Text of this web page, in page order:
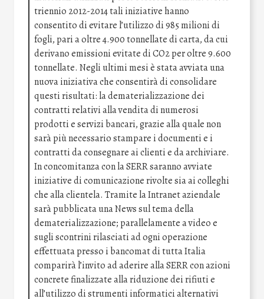
triennio 2012-2014 tali iniziative hanno
consentito di evitare l’utilizzo di 985 milioni di
fogli, pari a oltre 4.900 tonnellate di carta, da cui
derivano emissioni evitate di CO2 per oltre 9.600
tonnellate. Negli ultimi mesi è stata avviata una
nuova iniziativa che consentirà di consolidare
questi risultati: la dematerializzazione dei
contratti relativi alla vendita di numerosi
prodotti e servizi bancari, grazie alla quale non
sarà più necessario stampare i documenti e i
contratti da consegnare ai clienti e da archiviare.
In concomitanza con la SERR saranno avviate
iniziative di comunicazione rivolte sia ai colleghi
che alla clientela. Tramite la Intranet aziendale
sarà pubblicata una News sul tema della
dematerializzazione; parallelamente a video e
sugli scontrini rilasciati ad ogni operazione
effettuata presso i bancomat di tutta Italia
comparirà l’invito ad aderire alla SERR con azioni
concrete finalizzate alla riduzione dei rifiuti e
all’utilizzo di strumenti informatici alternativi